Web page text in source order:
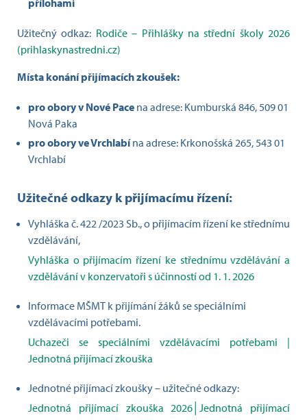
přílohami
Užitečný odkaz: Rodiče – Přihlášky na střední školy 2026
(prihlaskynastredni.cz)
Místa konání přijímacích zkoušek:
pro obory v Nové Pace na adrese: Kumburská 846, 509 01
Nová Paka
pro obory ve Vrchlabína adrese: Krkonošská 265, 543 01
Vrchlabí
Užitečné odkazy k přijímacímu řízení:
Vyhláška č. 422 /2023 Sb., o přijímacím řízení ke střednímu
vzdělávání,
Vyhláška o přijímacím řízení ke střednímu vzdělávání a
vzdělávání v konzervatoři s účinností od 1. 1. 2026
Informace MŠMT k přijímání žáků se speciálními
vzdělávacími potřebami.
Uchazeči se speciálními vzdělávacími potřebami |
Jednotná přijímací zkouška
Jednotné přijímací zkoušky – užitečné odkazy:
Jednotná přijímací zkouška 2026│Jednotná přijímací